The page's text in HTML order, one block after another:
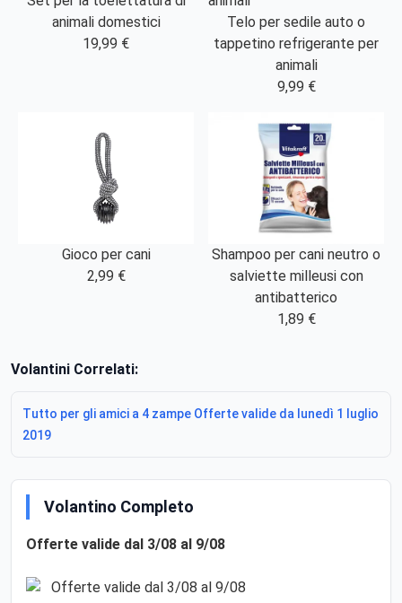
animali domestici
19,99 €
Telo per sedile auto o
tappetino refrigerante per
animali
9,99 €
Gioco per cani
2,99 €
Shampoo per cani neutro o
salviette milleusi con
antibatterico
1,89 €
Volantini Correlati:
Tutto per gli amici a 4 zampe Offerte valide da lunedì 1 luglio
2019
Volantino Completo
Offerte valide dal 3/08 al 9/08